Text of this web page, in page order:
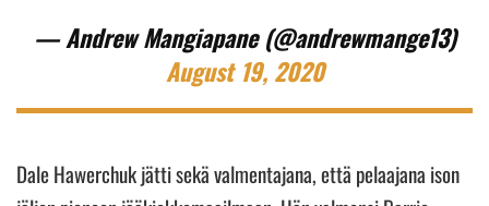
— Andrew Mangiapane (@andrewmange13)
August 19, 2020
Dale Hawerchuk jätti sekä valmentajana, että pelaajana ison